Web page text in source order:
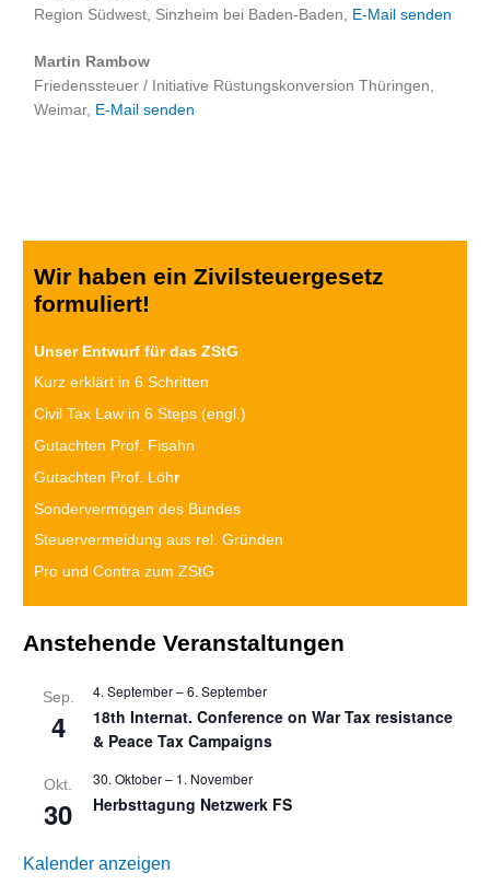
Region Südwest, Sinzheim bei Baden-Baden, E-Mail senden
Martin Rambow
Friedenssteuer / Initiative Rüstungskonversion Thüringen,
Weimar, E-Mail senden
Wir haben ein Zivilsteuergesetz
formuliert!
Unser Entwurf für das ZStG
Kurz erklärt in 6 Schritten
Civil Tax Law in 6 Steps (engl.)
Gutachten Prof. Fisahn
Gutachten Prof. Löhr
Sondervermögen des Bundes
Steuervermeidung aus rel. Gründen
Pro und Contra zum ZStG
Anstehende Veranstaltungen
Sep.
4
4. September–6. September
18th Internat. Conference on War Tax resistance
& Peace Tax Campaigns
Okt.
30
30. Oktober– 1. November
Herbsttagung Netzwerk FS
Kalender anzeigen